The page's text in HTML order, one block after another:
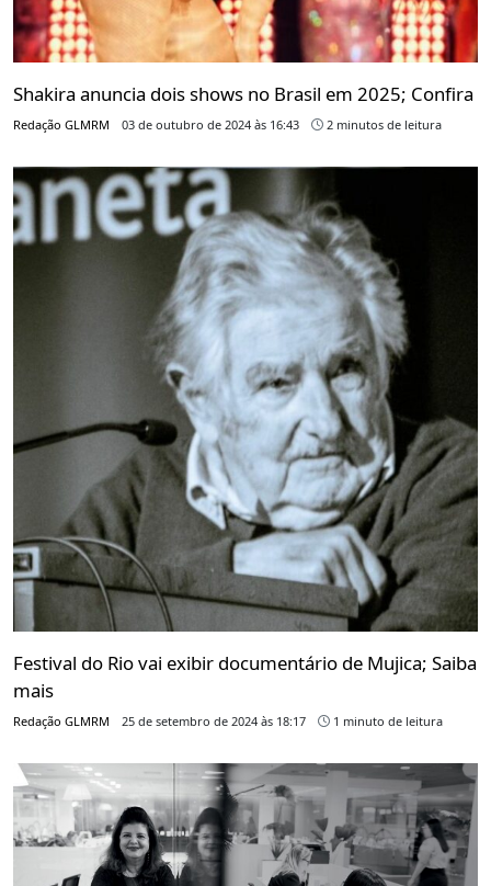
Shakira anuncia dois shows no Brasil em 2025; Confira
Redação GLMRM 03 de outubro de 2024 às 16:43 2 minutos de leitura
Festival do Rio vai exibir documentário de Mujica; Saiba
mais
Redação GLMRM 25 de setembro de 2024 às 18:17 1 minuto de leitura